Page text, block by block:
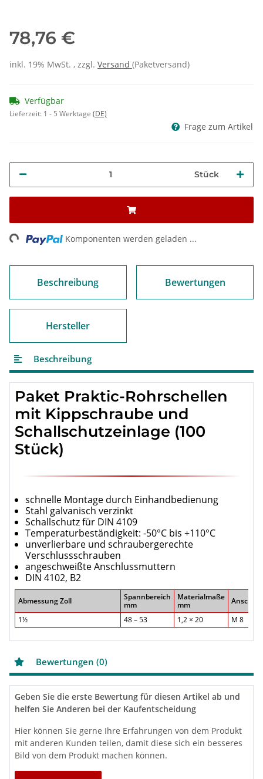
78,76 €
inkl. 19% MwSt. , zzgl. Versand (Paketversand)
Verfügbar
Lieferzeit: 1 - 5 Werktage (DE)
Frage zum Artikel
Stück
Komponenten werden geladen ...
Beschreibung Bewertungen
Hersteller
Beschreibung
Paket Praktic-Rohrschellen
mit Kippschraube und
Schallschutzeinlage (100
Stück)
schnelle Montage durch Einhandbedienung
Stahl galvanisch verzinkt
Schallschutz für DIN 4109
Temperaturbeständigkeit: -50°C bis +110°C
unverlierbare und schraubergerechte
Verschlussschrauben
angeschweißte Anschlussmuttern
DIN 4102, B2
Abmessung Zoll
Spannbereich
mm
Materialmaße
mm
1½
48 – 53 1,2 × 20 M 8
Bewertungen (0)
Geben Sie die erste Bewertung für diesen Artikel ab und
helfen Sie Anderen bei der Kaufentscheidung
Hier können Sie gerne Ihre Erfahrungen von dem Produkt
mit anderen Kunden teilen, damit diese sich ein besseres
Bild von dem Produkt machen können.